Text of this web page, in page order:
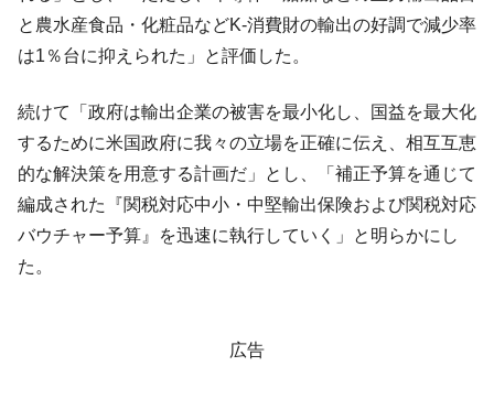
と農水産食品・化粧品などK-消費財の輸出の好調で減少率
は1％台に抑えられた」と評価した。
続けて「政府は輸出企業の被害を最小化し、国益を最大化
するために米国政府に我々の立場を正確に伝え、相互互恵
的な解決策を用意する計画だ」とし、「補正予算を通じて
編成された『関税対応中小・中堅輸出保険および関税対応
バウチャー予算』を迅速に執行していく」と明らかにし
た。
広告